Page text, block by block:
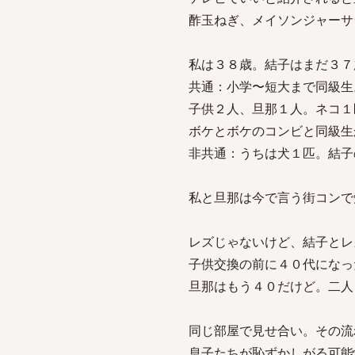
酢玉ねぎ、メイソンジャー
私は３８歳。結子はまだ３
共通：小学〜短大まで同級
子供２人、旦那１人。ネコ
ボケとボケのコンビと同級
非共通：うちは犬１匹。結
私と旦那は今で言う街コン
レズじゃないけど、結子と
子供交換の前に４０代にな
旦那はもう４０だけど。二
同じ部屋で見せ合い。その